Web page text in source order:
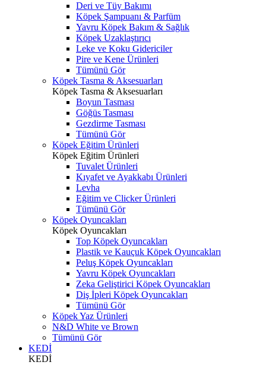
Deri ve Tüy Bakımı
Köpek Şampuanı & Parfüm
Yavru Köpek Bakım & Sağlık
Köpek Uzaklaştırıcı
Leke ve Koku Gidericiler
Pire ve Kene Ürünleri
Tümünü Gör
Köpek Tasma & Aksesuarları
Köpek Tasma & Aksesuarları
Boyun Tasması
Göğüs Tasması
Gezdirme Tasması
Tümünü Gör
Köpek Eğitim Ürünleri
Köpek Eğitim Ürünleri
Tuvalet Ürünleri
Kıyafet ve Ayakkabı Ürünleri
Levha
Eğitim ve Clicker Ürünleri
Tümünü Gör
Köpek Oyuncakları
Köpek Oyuncakları
Top Köpek Oyuncakları
Plastik ve Kauçuk Köpek Oyuncakları
Peluş Köpek Oyuncakları
Yavru Köpek Oyuncakları
Zeka Geliştirici Köpek Oyuncakları
Diş İpleri Köpek Oyuncakları
Tümünü Gör
Köpek Yaz Ürünleri
N&D White ve Brown
Tümünü Gör
KEDİ
KEDİ